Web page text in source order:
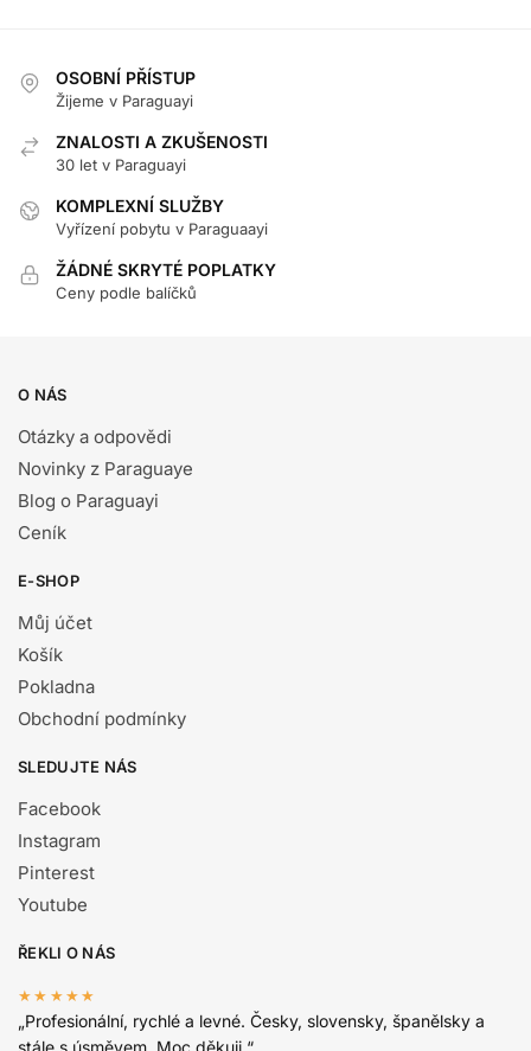
OSOBNÍ PŘÍSTUP
Žijeme v Paraguayi
ZNALOSTI A ZKUŠENOSTI
30 let v Paraguayi
KOMPLEXNÍ SLUŽBY
Vyřízení pobytu v Paraguaayi
ŽÁDNÉ SKRYTÉ POPLATKY
Ceny podle balíčků
O NÁS
Otázky a odpovědi
Novinky z Paraguaye
Blog o Paraguayi
Ceník
E-SHOP
Můj účet
Košík
Pokladna
Obchodní podmínky
SLEDUJTE NÁS
Facebook
Instagram
Pinterest
Youtube
ŘEKLI O NÁS
★★★★★
„Profesionální, rychlé a levné. Česky, slovensky, španělsky a
stále s úsměvem. Moc děkuji.“